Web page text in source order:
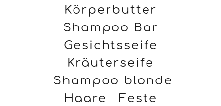
Körperbutter
Shampoo Bar
Gesichtsseife
Kräuterseife
Shampoo blonde
Haare
Feste